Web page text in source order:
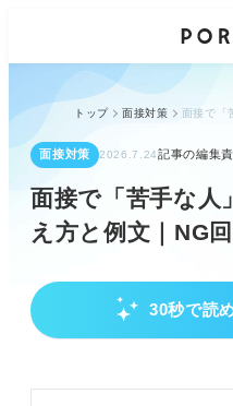
トップ 面接対策
面接対策 2026.7.24記事の編集責
面接で「苦手な人
え方と例文｜NG
30秒で読
面接で「苦手な人」